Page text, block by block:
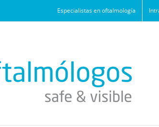
Especialistas en oftalmología